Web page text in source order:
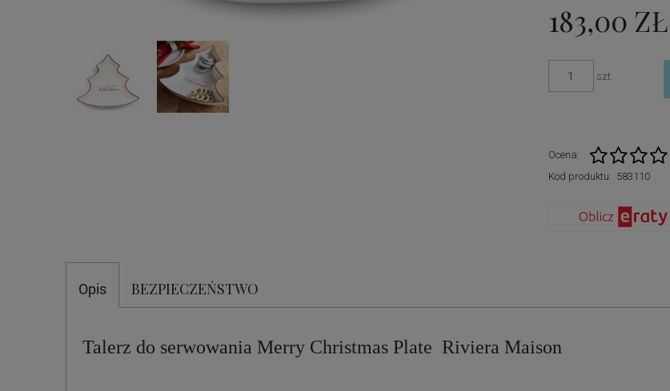
183,00 ZŁ
szt.
Ocena:
Kod produktu: 583110
Opis BEZPIECZEŃSTWO
Talerz do serwowania Merry Christmas Plate Riviera Maison